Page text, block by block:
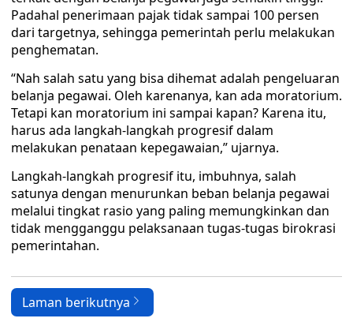
Padahal penerimaan pajak tidak sampai 100 persen
dari targetnya, sehingga pemerintah perlu melakukan
penghematan.
“Nah salah satu yang bisa dihemat adalah pengeluaran
belanja pegawai. Oleh karenanya, kan ada moratorium.
Tetapi kan moratorium ini sampai kapan? Karena itu,
harus ada langkah-langkah progresif dalam
melakukan penataan kepegawaian,” ujarnya.
Langkah-langkah progresif itu, imbuhnya, salah
satunya dengan menurunkan beban belanja pegawai
melalui tingkat rasio yang paling memungkinkan dan
tidak mengganggu pelaksanaan tugas-tugas birokrasi
pemerintahan.
Laman berikutnya